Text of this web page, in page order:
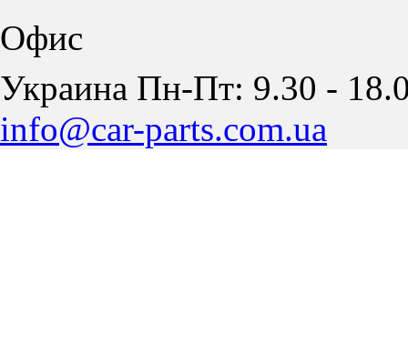
Офис
Украина Пн-Пт: 9.30 -
info@car-parts.com.ua